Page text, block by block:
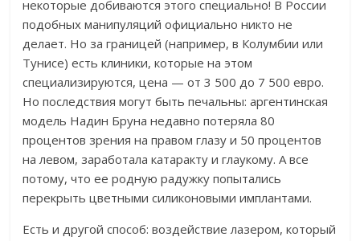
некоторые добиваются этого специально! В России
подобных манипуляций официально никто не
делает. Но за границей (например, в Колумбии или
Тунисе) есть клиники, которые на этом
специализируются, цена — от 3 500 до 7 500 евро.
Но последствия могут быть печальны: аргентинская
модель Надин Бруна недавно потеряла 80
процентов зрения на правом глазу и 50 процентов
на левом, заработала катаракту и глаукому. А все
потому, что ее родную радужку попытались
перекрыть цветными силиконовыми имплантами.
Есть и другой способ: воздействие лазером, который